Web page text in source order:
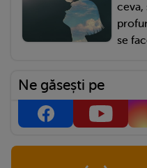
ceva,
se
Ne găsești pe